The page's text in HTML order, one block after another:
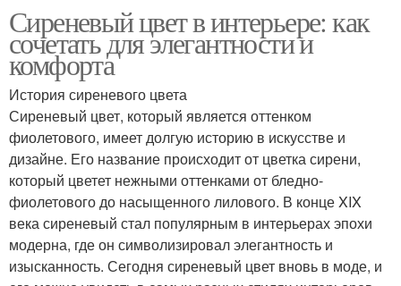
Сиреневый цвет в интерьере: как
сочетать для элегантности и
комфорта
История сиреневого цвета
Сиреневый цвет, который является оттенком
фиолетового, имеет долгую историю в искусстве и
дизайне. Его название происходит от цветка сирени,
который цветет нежными оттенками от бледно-
фиолетового до насыщенного лилового. В конце XIX
века сиреневый стал популярным в интерьерах эпохи
модерна, где он символизировал элегантность и
изысканность. Сегодня сиреневый цвет вновь в моде, и